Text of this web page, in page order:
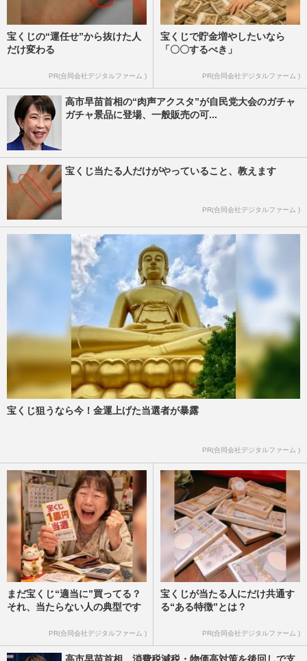
宝くじの“運任せ”から抜けた人
だけ変わる
PR(合同会社デジタルファーム )
宝くじで貯金増やしたいなら
「〇〇するべき」
PR(合同会社デジタルファーム )
高市早苗首相の“肉声アクスタ”が自民党大会のガチャ
ガチャ景品に登場、一般販売の可...
宝くじ当たる人だけがやっていること、教えます
PR(合同会社デジタルファーム )
宝くじ狙うなら今！金運上げた当選者が暴露
PR(合同会社デジタルファーム )
まだ宝くじ“適当に”買ってる？
それ、当たらない人の典型です
PR(合同会社デジタルファーム )
宝くじが当たる人にだけ共通す
る“ある特徴”とは？
PR(合同会社デジタルファーム )
高市早苗首相、消費税減税・物価高対策を後回しで支